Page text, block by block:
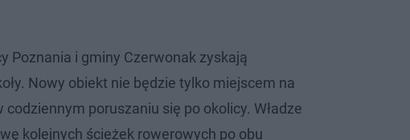
Poznania i gminy Czerwonak zyskają
Nowy obiekt nie będzie tylko miejscem na
poruszaniu się po okolicy. Władze
kolejnych ścieżek rowerowych po obu